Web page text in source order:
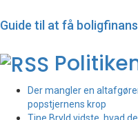
Guide til at få
Der mangler en
popstjernens krop
Tine Bryld vidste, hvad